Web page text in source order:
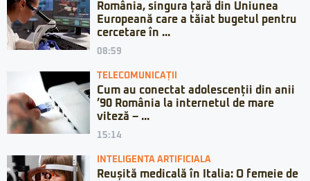
România, singura țară din Uniunea
Europeană care a tăiat bugetul pentru
cercetare în ...
08:59
TELECOMUNICAȚII
Cum au conectat adolescenții din anii
’90 România la internetul de mare
viteză – ...
15:14
INTELIGENTA ARTIFICIALA
Reușită medicală în Italia: O femeie de